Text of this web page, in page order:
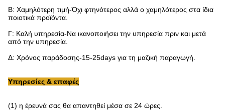
Β: Χαμηλότερη τιμή-Όχι φτηνότερος αλλά ο χαμηλότερος στα ίδια
ποιοτικά προϊόντα.
Γ: Καλή υπηρεσία-Να ικανοποιήσει την υπηρεσία πριν και μετά
από την υπηρεσία.
Δ: Χρόνος παράδοσης-15-25days για τη μαζική παραγωγή.
Υπηρεσίες & επαφές
(1) η έρευνά σας θα απαντηθεί μέσα σε 24 ώρες.